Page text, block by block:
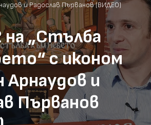
и Радослав Първанов (ВИДЕО)
на „Стълба
с иконом
Арнаудов и
Първанов